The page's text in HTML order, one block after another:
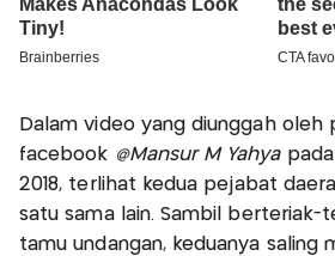
Dalam video yang diunggah oleh
facebook @Mansur M Yahya
2018, terlihat kedua pejabat
satu sama lain. Sambil berteriak-
tamu undangan, keduanya saling